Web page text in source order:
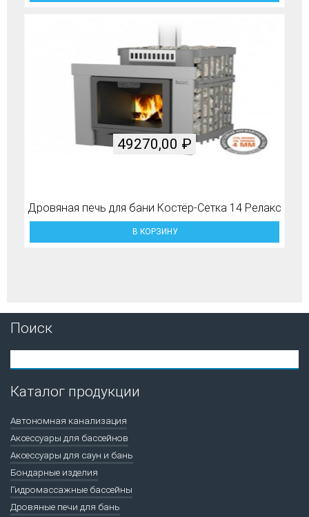
Дровяная печь для бани Костёр-Сетка 14 Релакс
49270,00 ₽
В КОРЗИНУ
Поиск
Каталог продукции
Автономная канализация
Аксессуары для бассейнов
Аксессуары для саун и бань
Бондарные изделия
Гидромассажные бассейны
Дровяные печи для бань